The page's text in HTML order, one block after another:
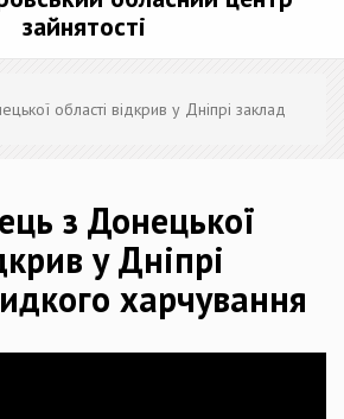
зайнятості
області відкрив у Дніпрі заклад
з Донецької
у Дніпрі
харчування